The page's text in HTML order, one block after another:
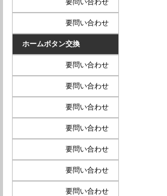
要問い合わせ
ホームボタン交換
要問い合わせ
要問い合わせ
要問い合わせ
要問い合わせ
要問い合わせ
要問い合わせ
要問い合わせ